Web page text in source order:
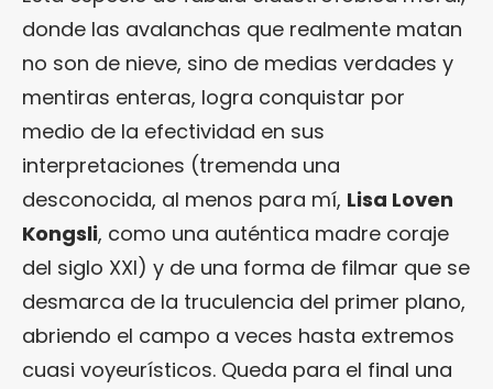
donde las avalanchas que realmente matan
no son de nieve, sino de medias verdades y
mentiras enteras, logra conquistar por
medio de la efectividad en sus
interpretaciones (tremenda una
desconocida, al menos para mí, Lisa Loven
Kongsli, como una auténtica madre coraje
del siglo XXI) y de una forma de filmar que se
desmarca de la truculencia del primer plano,
abriendo el campo a veces hasta extremos
cuasi voyeurísticos. Queda para el final una